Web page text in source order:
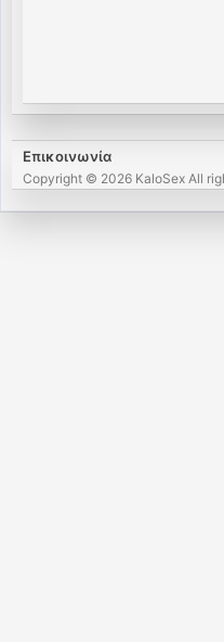
Επικοινωνία
Copyright © 2026 KaloSex All